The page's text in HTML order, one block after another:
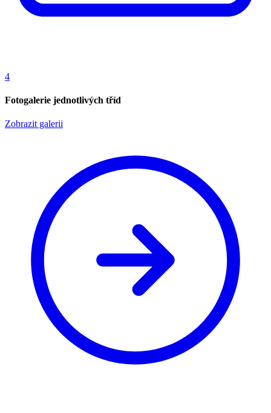
4
Fotogalerie jednotlivých tříd
Zobrazit galerii